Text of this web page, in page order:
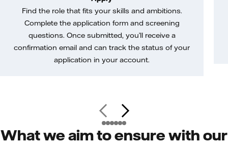
Find the role that fits your skills and ambitions.
Complete the application form and screening
questions. Once submitted, you’ll receive a
confirmation email and can track the status of your
application in your account.
What we aim to ensure with our